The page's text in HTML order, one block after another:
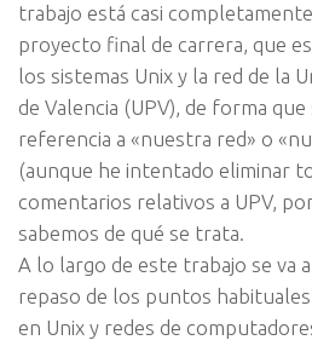
trabajo está casi
proyecto final de carrera, que
los sistemas Unix y la red de la
de Valencia (UPV), de forma
referencia a «nuestra red» o
(aunque he intentado eliminar
comentarios relativos a UPV,
sabemos de qué se trata.
A lo largo de este trabajo se va
repaso de los puntos
en Unix y redes de